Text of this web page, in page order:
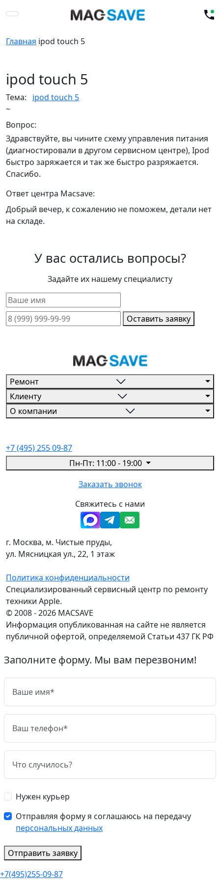
Главная ipod touch 5
ipod touch 5
Тема:
ipod touch 5
~
Вопрос:
Здравствуйте, вы чините схему управления питания
(диагностировали в другом сервисном центре), Ipod
быстро заряжается и так же быстро разряжается.
Спасибо.
Ответ центра Macsave:
Добрый вечер, к сожалению не поможем, детали нет
на складе.
У вас остались вопросы?
Задайте их нашему специалисту
Оставить заявку
Ремонт
Клиенту
О компании
+7 (495) 255 09-87
Пн-Пт: 11:00 - 19:00
Заказать звонок
Свяжитесь с нами
г. Москва, м. Чистые пруды,
ул. Мясницкая ул., 22, 1 этаж
Политика конфиденциальности
Специализированный сервисный центр по ремонту
техники Apple.
© 2008 - 2026 MACSAVE
Информация опубликованная на сайте не является
публичной офертой, определяемой Статьи 437 ГК РФ
Заполните форму. Мы вам перезвоним!
Нужен курьер
Отправляя форму я соглашаюсь на передачу
персональных данных
Отправить заявку
+7(495)255-09-87